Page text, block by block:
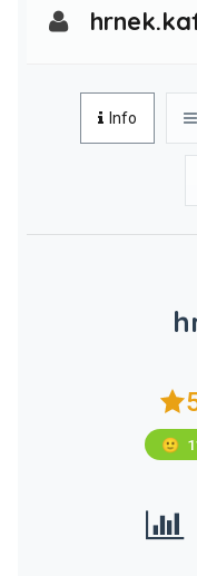
Info
🙂